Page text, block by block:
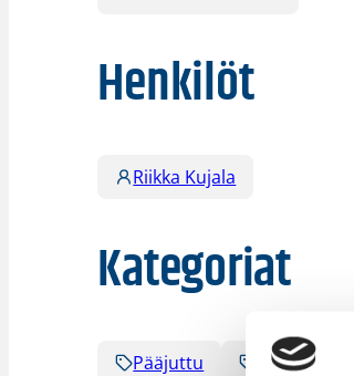
Henkilöt
Riikka Kujala
Kategoriat
Pääjuttu